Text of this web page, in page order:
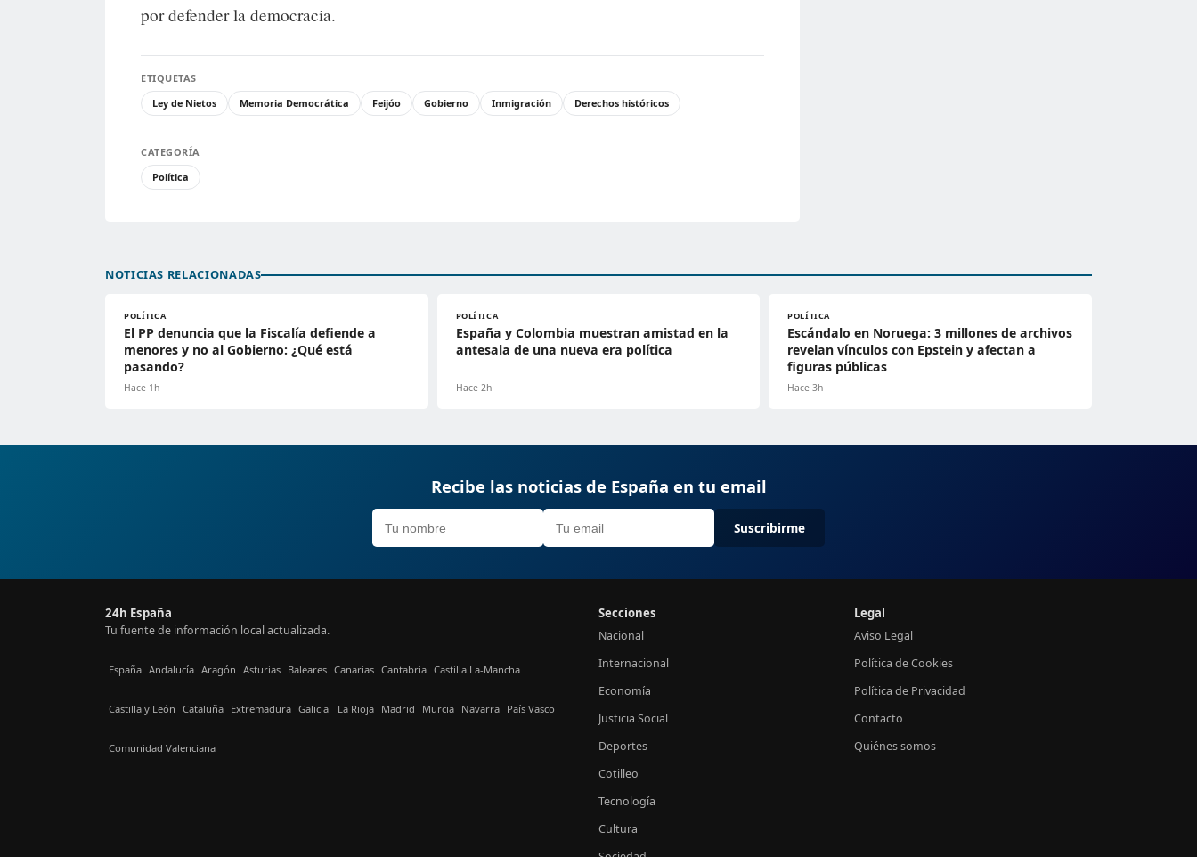
por defender la democracia.
ETIQUETAS
Ley de Nietos
Memoria Democrática Feijóo Gobierno Inmigración Derechos históricos
CATEGORÍA
Política
NOTICIAS RELACIONADAS
POLÍTICA
El PP denuncia que la Fiscalía defiende a
menores y no al Gobierno: ¿Qué está
pasando?
Hace 1h
POLÍTICA
España y Colombia muestran amistad en la
antesala de una nueva era política
Hace 2h
POLÍTICA
Escándalo en Noruega: 3 millones de archivos
revelan vínculos con Epstein y afectan a
figuras públicas
Hace 3h
Recibe las noticias de España en tu email
Suscribirme
24h España
Tu fuente de información local actualizada.
España Andalucía Aragón Asturias Baleares Canarias Cantabria Castilla La-Mancha
Castilla y León Cataluña Extremadura Galicia La Rioja Madrid Murcia Navarra País Vasco
Comunidad Valenciana
Secciones
Nacional
Internacional
Economía
Justicia Social
Deportes
Cotilleo
Tecnología
Cultura
Legal
Aviso Legal
Política de Cookies
Política de Privacidad
Contacto
Quiénes somos